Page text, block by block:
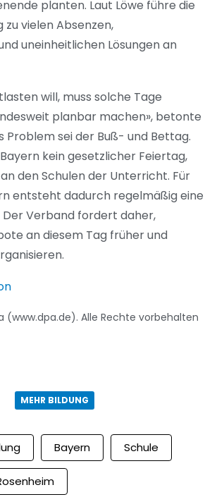
planten. Laut Löwe führe die
zu vielen Absenzen,
uneinheitlichen Lösungen an
will, muss solche Tage
planbar machen», betonte
Problem sei der Buß- und Bettag.
kein gesetzlicher Feiertag,
den Schulen der Unterricht. Für
entsteht dadurch regelmäßig eine
Der Verband fordert daher,
an diesem Tag früher und
(www.dpa.de). Alle Rechte vorbehalten
MEHR BILDUNG
Bayern Schule